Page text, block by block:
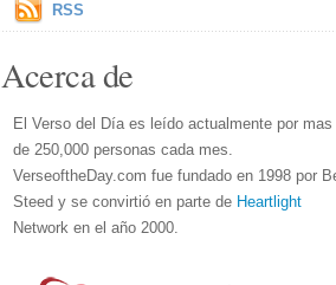
RSS
Acerca de
El Verso del Día es leído actualmente por mas
de 250,000 personas cada mes.
VerseoftheDay.com fue fundado en 1998 por
Steed y se convirtió en parte de Heartlight
Network en el año 2000.